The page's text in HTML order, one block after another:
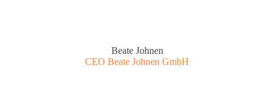
Beate Johnen
CEO Beate Johnen GmbH